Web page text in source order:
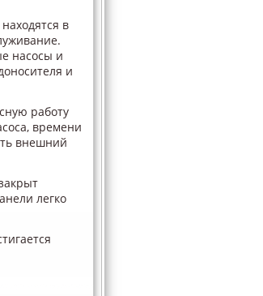
в
насосы и
и
работу
времени
внешний
легко